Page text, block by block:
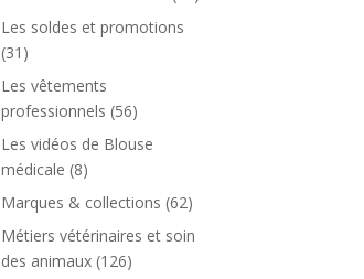
Les soldes et promotions
(31)
Les vêtements
professionnels (56)
Les vidéos de Blouse
médicale (8)
Marques & collections (62)
Métiers vétérinaires et soin
des animaux (126)